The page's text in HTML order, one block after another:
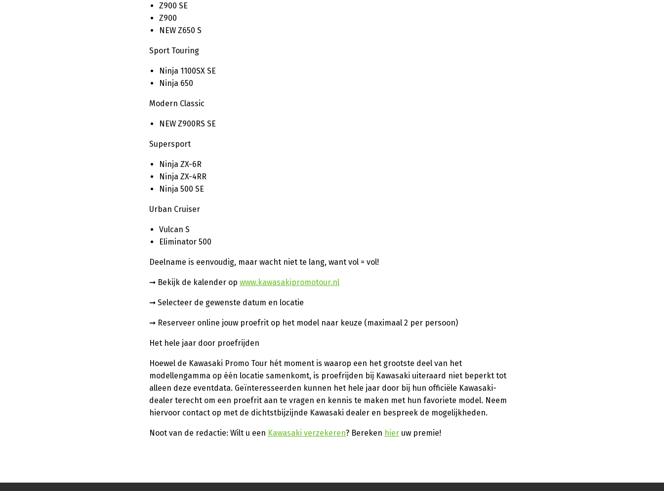
Z900 SE
Z900
NEW Z650 S
Sport Touring
Ninja 1100SX SE
Ninja 650
Modern Classic
NEW Z900RS SE
Supersport
Ninja ZX-6R
Ninja ZX-4RR
Ninja 500 SE
Urban Cruiser
Vulcan S
Eliminator 500
Deelname is eenvoudig, maar wacht niet te lang, want vol = vol!
➞ Bekijk de kalender op www.kawasakipromotour.nl
➞ Selecteer de gewenste datum en locatie
➞ Reserveer online jouw proefrit op het model naar keuze (maximaal 2 per persoon)
Het hele jaar door proefrijden
Hoewel de Kawasaki Promo Tour hét moment is waarop een het grootste deel van het
modellengamma op één locatie samenkomt, is proefrijden bij Kawasaki uiteraard niet beperkt tot
alleen deze eventdata. Geïnteresseerden kunnen het hele jaar door bij hun officiële Kawasaki-
dealer terecht om een proefrit aan te vragen en kennis te maken met hun favoriete model. Neem
hiervoor contact op met de dichtstbijzijnde Kawasaki dealer en bespreek de mogelijkheden.
Noot van de redactie: Wilt u een Kawasaki verzekeren? Bereken hier uw premie!